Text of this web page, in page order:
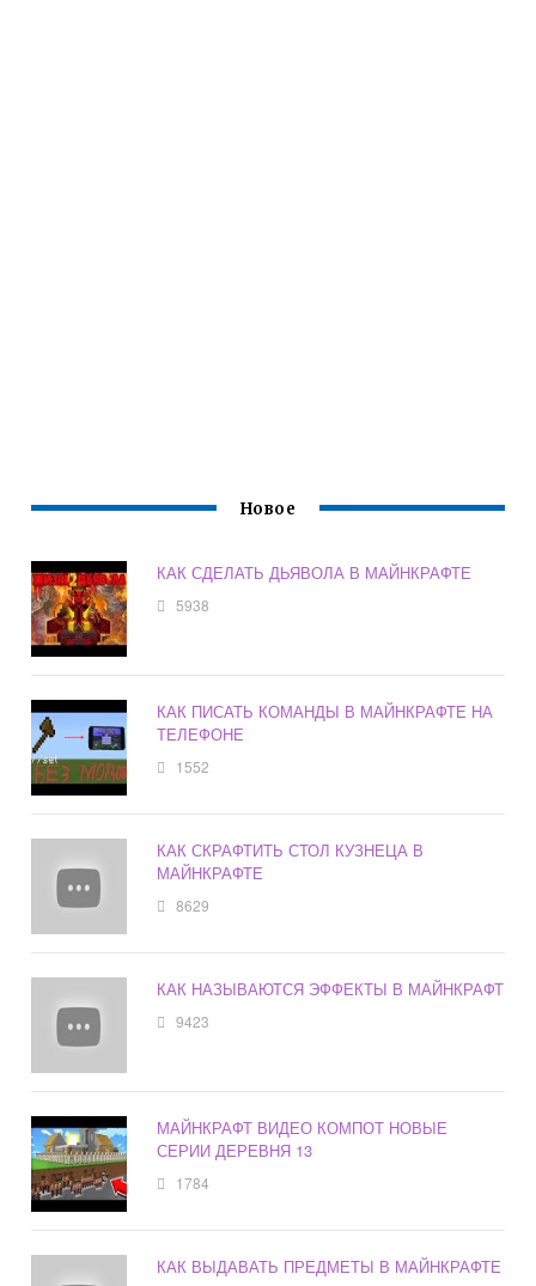
Новое
КАК СДЕЛАТЬ ДЬЯВОЛА В МАЙНКРАФТЕ
5938
КАК ПИСАТЬ КОМАНДЫ В МАЙНКРАФТЕ НА
ТЕЛЕФОНЕ
1552
КАК СКРАФТИТЬ СТОЛ КУЗНЕЦА В
МАЙНКРАФТЕ
8629
КАК НАЗЫВАЮТСЯ ЭФФЕКТЫ В МАЙНКРАФТ
9423
МАЙНКРАФТ ВИДЕО КОМПОТ НОВЫЕ
СЕРИИ ДЕРЕВНЯ 13
1784
КАК ВЫДАВАТЬ ПРЕДМЕТЫ В МАЙНКРАФТЕ